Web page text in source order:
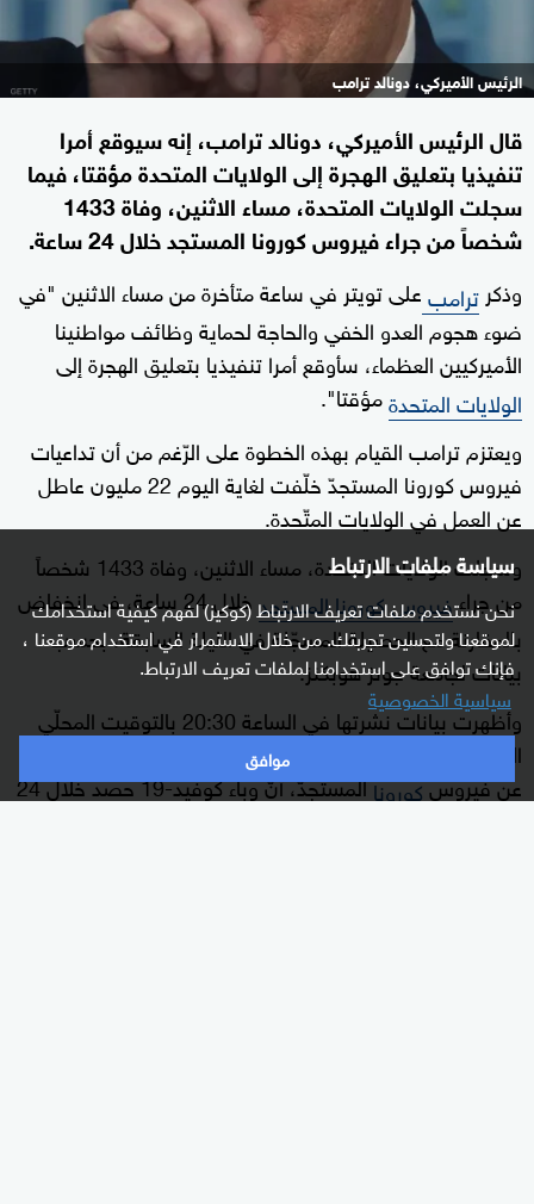
سياسة ملفات الارتباط
نحن نستخدم ملفات تعريف الارتباط (كوكيز) لفهم كيفية استخدامك
لموقعنا ولتحسين تجربتك. من خلال الاستمرار في استخدام موقعنا ،
فإنك توافق على استخدامنا لملفات تعريف الارتباط.
سياسية الخصوصية
موافق
الرئيس الأميركي، دونالد ترامب
قال الرئيس الأميركي، دونالد ترامب، إنه سيوقع أمرا
تنفيذيا بتعليق الهجرة إلى الولايات المتحدة مؤقتا، فيما
سجلت الولايات المتحدة، مساء الاثنين، وفاة 1433
شخصاً من جراء فيروس كورونا المستجد خلال 24 ساعة.
وذكر ترامبعلى تويتر في ساعة متأخرة من مساء الاثنين "في
ضوء هجوم العدو الخفي والحاجة لحماية وظائف مواطنينا
الأميركيين العظماء، سأوقع أمرا تنفيذيا بتعليق الهجرة إلى
الولايات المتحدةمؤقتا".
ويعتزم ترامب القيام بهذه الخطوة على الرّغم من أن تداعيات
فيروس كورونا المستجدّ خلّفت لغاية اليوم 22 مليون عاطل
عن العمل في الولايات المتّحدة.
وسجلت الولايات المتحدة، مساء الاثنين، وفاة 1433 شخصاً
من جراءفيروس كورونا المستجد
خلال 24 ساعة، في انخفاض
بالمقارنة مع الحصيلة المسجّلة في الليلة السابقة، بحسب
بيانات لجامعة جونز هوبكنز.
وأظهرت بيانات نشرتها في الساعة 20:30 بالتوقيت المحلّي
الجامعة التي تُعتبر مرجعاً في تتبّع الإصابات والوفيات الناجمة
عن فيروسكورونا
المستجدّ، أنّ وباء كوفيد-19 حصد خلال 24